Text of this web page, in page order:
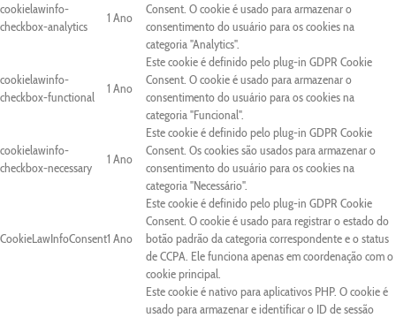
cookielawinfo-
checkbox-analytics
1 Ano
Consent. O cookie é usado para armazenar o
consentimento do usuário para os cookies na
categoria "Analytics".
cookielawinfo-
checkbox-functional
1 Ano
Este cookie é definido pelo plug-in GDPR Cookie
Consent. O cookie é usado para armazenar o
consentimento do usuário para os cookies na
categoria "Funcional".
cookielawinfo-
checkbox-necessary
1 Ano
Este cookie é definido pelo plug-in GDPR Cookie
Consent. Os cookies são usados para armazenar o
consentimento do usuário para os cookies na
categoria "Necessário".
CookieLawInfoConsent1 Ano
Este cookie é definido pelo plug-in GDPR Cookie
Consent. O cookie é usado para registrar o estado do
botão padrão da categoria correspondente e o status
de CCPA. Ele funciona apenas em coordenação com o
cookie principal.
Este cookie é nativo para aplicativos PHP. O cookie é
usado para armazenar e identificar o ID de sessão